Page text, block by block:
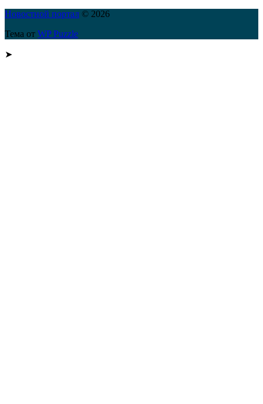
Новостной портал © 2026
Тема от WP Puzzle
➤